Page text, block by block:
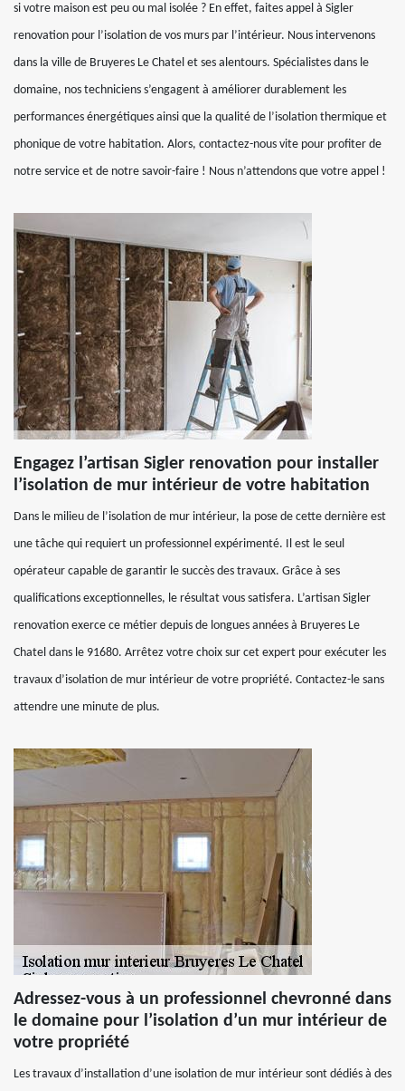
si votre maison est peu ou mal isolée ? En effet, faites appel à Sigler
renovation pour l’isolation de vos murs par l’intérieur. Nous intervenons
dans la ville de Bruyeres Le Chatel et ses alentours. Spécialistes dans le
domaine, nos techniciens s’engagent à améliorer durablement les
performances énergétiques ainsi que la qualité de l’isolation thermique et
phonique de votre habitation. Alors, contactez-nous vite pour profiter de
notre service et de notre savoir-faire ! Nous n’attendons que votre appel !
Engagez l’artisan Sigler renovation pour installer
l’isolation de mur intérieur de votre habitation
Dans le milieu de l’isolation de mur intérieur, la pose de cette dernière est
une tâche qui requiert un professionnel expérimenté. Il est le seul
opérateur capable de garantir le succès des travaux. Grâce à ses
qualifications exceptionnelles, le résultat vous satisfera. L’artisan Sigler
renovation exerce ce métier depuis de longues années à Bruyeres Le
Chatel dans le 91680. Arrêtez votre choix sur cet expert pour exécuter les
travaux d’isolation de mur intérieur de votre propriété. Contactez-le sans
attendre une minute de plus.
Adressez-vous à un professionnel chevronné dans
le domaine pour l’isolation d’un mur intérieur de
votre propriété
Les travaux d’installation d’une isolation de mur intérieur sont dédiés à des